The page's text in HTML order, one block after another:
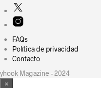
FAQs
Política de privacidad
Contacto
Magazine - 2024
×